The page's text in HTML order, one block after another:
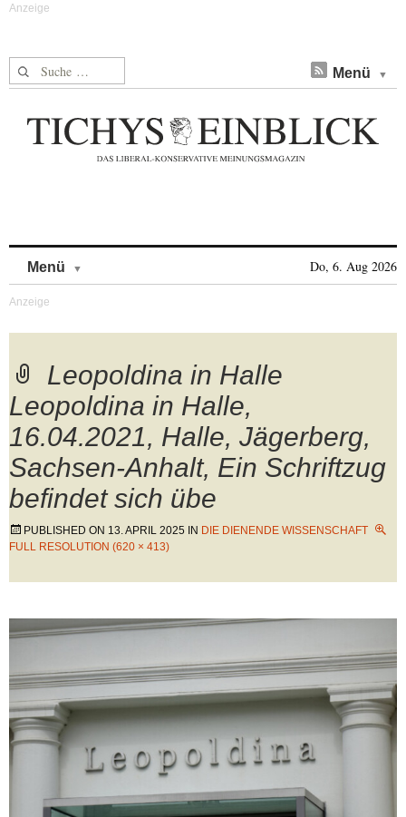
Suche nach: Menü
Menü Do, 6. Aug 2026
Leopoldina in Halle
Leopoldina in Halle,
16.04.2021, Halle, Jägerberg,
Sachsen-Anhalt, Ein Schriftzug
befindet sich übe
PUBLISHED ON 13. APRIL 2025 IN DIE DIENENDE WISSENSCHAFT
FULL RESOLUTION (620 × 413)